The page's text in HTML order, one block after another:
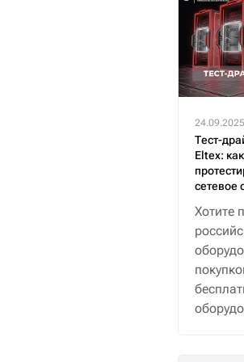
24.09.2025
Тест-
Eltex:
сетевое
Хотите